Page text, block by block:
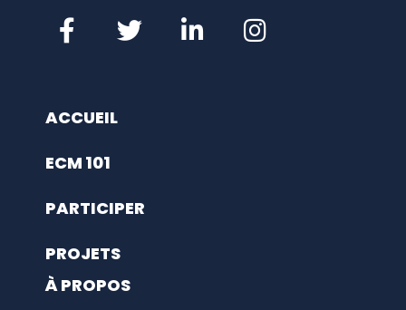
ACCUEIL
ECM 101
PARTICIPER
PROJETS
À PROPOS